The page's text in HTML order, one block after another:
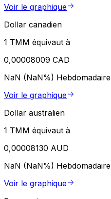
Voir le graphique
Dollar canadien
1 TMM équivaut à
0,00008009 CAD
NaN (NaN%) Hebdomadaire
Voir le graphique
Dollar australien
1 TMM équivaut à
0,00008130 AUD
NaN (NaN%) Hebdomadaire
Voir le graphique